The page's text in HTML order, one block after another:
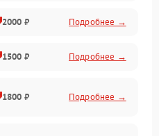
2000 ₽ Подробнее →
1500 ₽ Подробнее →
1800 ₽ Подробнее →